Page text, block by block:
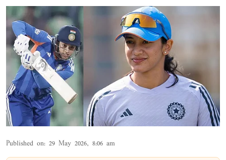
Published on: 29 May 2026, 8:06 am